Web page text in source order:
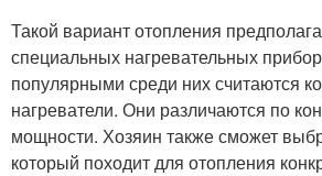
Такой вариант отопления
специальных нагревательных
популярными среди них считаются
нагреватели. Они различаются по
мощности. Хозяин также сможет
который походит для отопления